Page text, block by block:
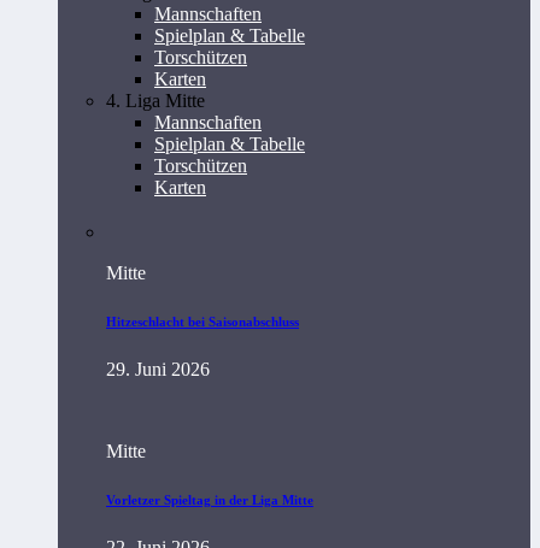
Mannschaften
Spielplan & Tabelle
Torschützen
Karten
4. Liga Mitte
Mannschaften
Spielplan & Tabelle
Torschützen
Karten
Mitte
Hitzeschlacht bei Saisonabschluss
29. Juni 2026
Mitte
Vorletzer Spieltag in der Liga Mitte